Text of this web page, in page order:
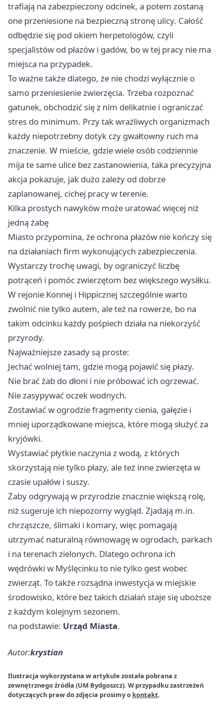
trafiają na zabezpieczony odcinek, a potem zostaną
one przeniesione na bezpieczną stronę ulicy. Całość
odbędzie się pod okiem herpetologów, czyli
specjalistów od płazów i gadów, bo w tej pracy nie ma
miejsca na przypadek.
To ważne także dlatego, że nie chodzi wyłącznie o
samo przeniesienie zwierzęcia. Trzeba rozpoznać
gatunek, obchodzić się z nim delikatnie i ograniczać
stres do minimum. Przy tak wrażliwych organizmach
każdy niepotrzebny dotyk czy gwałtowny ruch ma
znaczenie. W mieście, gdzie wiele osób codziennie
mija te same ulice bez zastanowienia, taka precyzyjna
akcja pokazuje, jak dużo zależy od dobrze
zaplanowanej, cichej pracy w terenie.
Kilka prostych nawyków może uratować więcej niż
jedną żabę
Miasto przypomina, że ochrona płazów nie kończy się
na działaniach firm wykonujących zabezpieczenia.
Wystarczy trochę uwagi, by ograniczyć liczbę
potrąceń i pomóc zwierzętom bez większego wysiłku.
W rejonie Konnej i Hippicznej szczególnie warto
zwolnić nie tylko autem, ale też na rowerze, bo na
takim odcinku każdy pośpiech działa na niekorzyść
przyrody.
Najważniejsze zasady są proste:
Jechać wolniej tam, gdzie mogą pojawić się płazy.
Nie brać żab do dłoni i nie próbować ich ogrzewać.
Nie zasypywać oczek wodnych.
Zostawiać w ogrodzie fragmenty cienia, gałęzie i
mniej uporządkowane miejsca, które mogą służyć za
kryjówki.
Wystawiać płytkie naczynia z wodą, z których
skorzystają nie tylko płazy, ale też inne zwierzęta w
czasie upałów i suszy.
Żaby odgrywają w przyrodzie znacznie większą rolę,
niż sugeruje ich niepozorny wygląd. Zjadają m.in.
chrząszcze, ślimaki i komary, więc pomagają
utrzymać naturalną równowagę w ogrodach, parkach
i na terenach zielonych. Dlatego ochrona ich
wędrówki w Myślęcinku to nie tylko gest wobec
zwierząt. To także rozsądna inwestycja w miejskie
środowisko, które bez takich działań staje się uboższe
z każdym kolejnym sezonem.
na podstawie: Urząd Miasta.
Autor:krystian
Ilustracja wykorzystana w artykule została pobrana z
zewnętrznego źródła (UM Bydgoszcz). W przypadku zastrzeżeń
dotyczących praw do zdjęcia prosimy o kontakt.